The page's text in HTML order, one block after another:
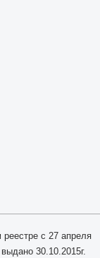
с 27 апреля
30.10.2015г.